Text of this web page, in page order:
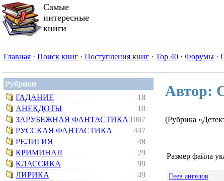
Самые
интересные
книги
Главная · Поиск книг · Поступления книг · Top 40 · Форумы ·
Рубрики
ГАДАНИЕ
18
АНЕКДОТЫ
10
ЗАРУБЕЖНАЯ ФАНТАСТИКА 1007
РУССКАЯ ФАНТАСТИКА
447
РЕЛИГИЯ
48
КРИМИНАЛ
29
КЛАССИКА
99
ЛИРИКА
49
Автор:
(Рубрика
Размер файла
Гнев ангелов